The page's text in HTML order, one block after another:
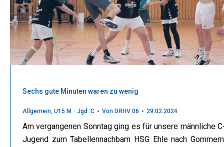
Sechs gute Minuten waren zu wenig
Allgemein, U15 M - Jgd. C Von DRHV 06 29.02.2024
Am vergangenen Sonntag ging es für unsere männliche
Jugend zum Tabellennachbarn HSG Ehle nach